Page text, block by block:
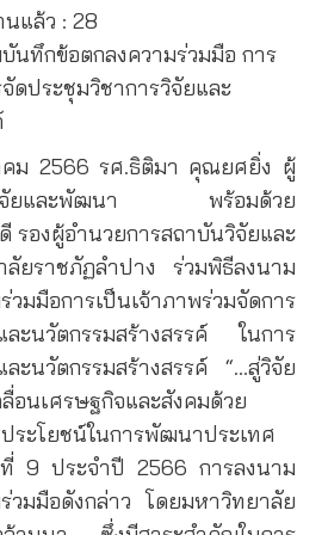
แล้ว : 28
นทึกข้อตกลงความร่วมมือ การ
ดประชุมวิชาการวิจัยและ
คม 2566 รศ.ธิติมา คุณยศยิ่ง ผู้
นวิจัยและพัฒนา พร้อมด้วย
รองผู้อำนวยการสถาบันวิจัยและ
ราชภัฏลำปาง ร่วมพิธีลงนาม
มมือการเป็นเจ้าภาพร่วมจัดการ
ละนวัตกรรมสร้างสรรค์ ในการ
ละนวัตกรรมสร้างสรรค์ “…สู่วิจัย
อนเศรษฐกิจและสังคมด้วย
ระโยชน์ในการพัฒนาประเทศ
ที่ 9 ประจำปี 2566 การลงนาม
วมมือดังกล่าว โดยมหาวิทยาลัย